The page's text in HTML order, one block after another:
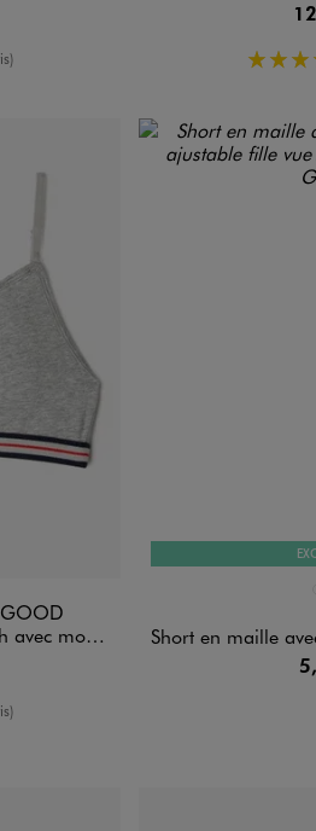
GOOD
- Camps United
Short en maille avec